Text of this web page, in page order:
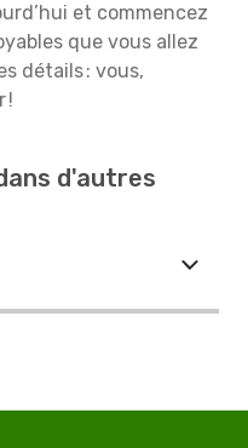
et commencez
que vous allez
détails : vous,
!
d'autres